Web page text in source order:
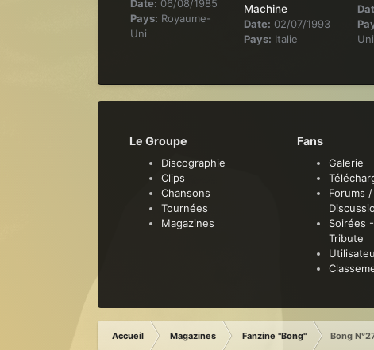
Date: 06/08/1985
Pays: Royaume-
Uni
Machine
Date: 02/07/1993
Pays: Italie
Uni
Le Groupe
Discographie
Clips
Chansons
Tournées
Magazines
Fans
Galerie
Forums /
Soirées
Tribute
Accueil Magazines Fanzine "Bong" Bong